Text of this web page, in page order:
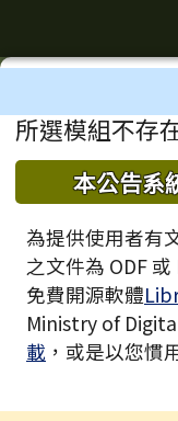
臺南市歸仁
主內容區域
所選模組不存
下中區域內容
本公告系
為提供使用者有
之文件為 ODF
免費開源軟體
Ministry of
載 ，或是以您慣
頁尾區域